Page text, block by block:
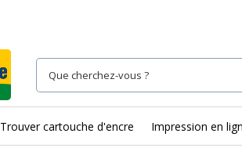
Trouver cartouche d'encre Impression en